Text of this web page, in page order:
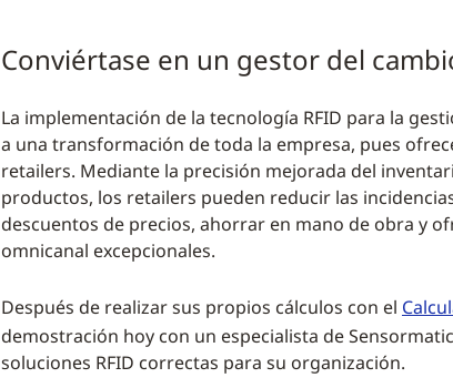
Conviértase en un gestor del
La implementación de la tecnología RFID para la
a una transformación de toda la empresa, pues
retailers. Mediante la precisión mejorada del
productos, los retailers pueden reducir las
descuentos de precios, ahorrar en mano de obra y
omnicanal excepcionales.
Después de realizar sus propios cálculos con el
demostración hoy con un especialista de
soluciones RFID correctas para su organización.